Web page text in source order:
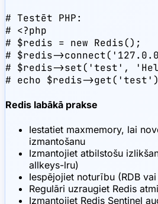
# Testēt PHP:
# <?php
# $redis = new Redis();
# $redis-
# $redis->set('test',
# echo $redis-
Redis labākā prakse
Iestatiet maxmemory, lai
izmantošanu
Izmantojiet atbilstošu
allkeys-lru)
Iespējojiet noturību (RDB
Regulāri uzraugiet Redis
Izmantojiet Redis Sentinel